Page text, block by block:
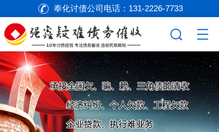
奉化讨债公司电话： 131-2226-7733